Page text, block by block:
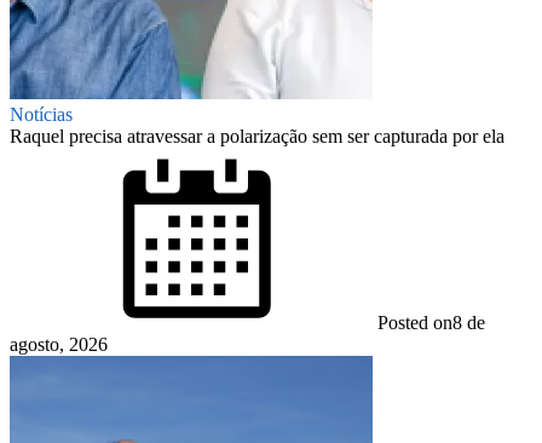
Notícias
Raquel precisa atravessar a polarização sem ser capturada por ela
Posted on8 de
agosto, 2026